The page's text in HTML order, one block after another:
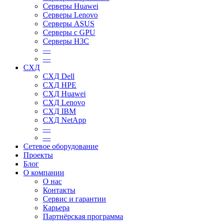
Серверы Huawei
Серверы Lenovo
Серверы ASUS
Серверы c GPU
Серверы H3C
—
—
СХД
СХД Dell
СХД HPE
СХД Huawei
СХД Lenovo
СХД IBM
СХД NetApp
—
—
Сетевое оборудование
Проекты
Блог
О компании
О нас
Контакты
Сервис и гарантии
Карьера
Партнёрская программа